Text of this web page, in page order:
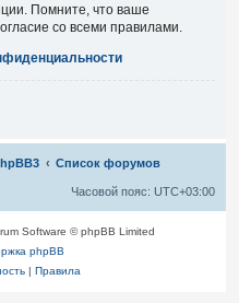
Помните, что ваше
со всеми правилами.
Список форумов
Часовой пояс: UTC+03:00
Software © phpBB Limited
phpBB
| Правила